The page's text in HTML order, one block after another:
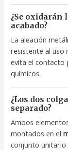
¿Se oxidarán
acabado?
La aleación
resistente al uso
evita el contacto
químicos.
¿Los dos
separado?
Ambos
montados en el
conjunto unitario